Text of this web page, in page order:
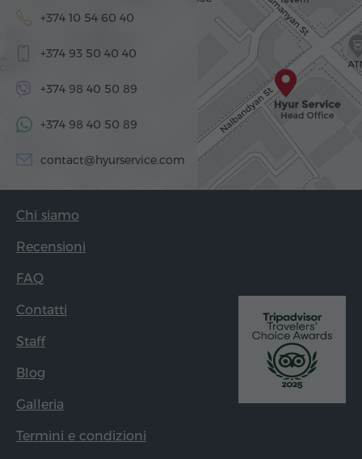
+374 10 54 60 40
+374 93 50 40 40
+374 98 40 50 89
+374 98 40 50 89
contact@hyurservice.com
Chi siamo
Recensioni
FAQ
Contatti
Staff
Blog
Galleria
Termini e condizioni